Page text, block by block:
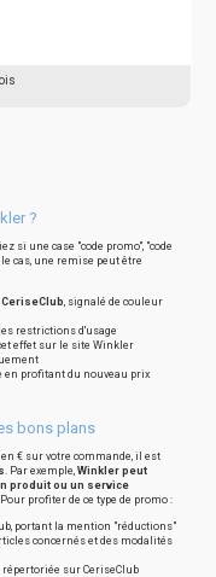
?
si une case "code promo", "code
cas, une remise peut être
, signalé de couleur
restrictions d'usage
effet sur le site Winkler
en profitant du nouveau prix
bons plans
€ sur votre commande, il est
. Par exemple, Winkler peut
produit ou un service
profiter de ce type de promo :
portant la mention "réductions"
concernés et des modalités
sur CeriseClub